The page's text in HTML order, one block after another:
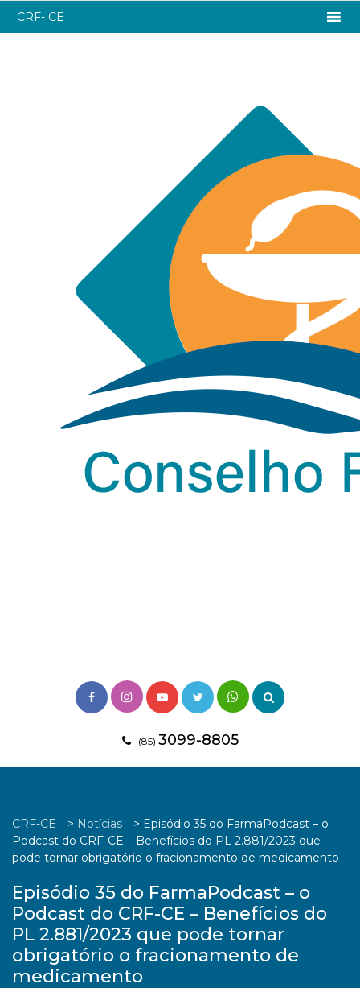
(85) 3099-8805
CRF- CE
CRF-CE > Notícias > Episódio 35 do FarmaPodcast – o
Podcast do CRF-CE – Benefícios do PL 2.881/2023 que
pode tornar obrigatório o fracionamento de medicamento
Episódio 35 do FarmaPodcast – o
Podcast do CRF-CE – Benefícios do
PL 2.881/2023 que pode tornar
obrigatório o fracionamento de
medicamento